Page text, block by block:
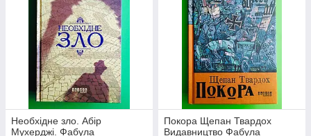
Необхідне зло. Абір
Мухерджі. Фабула
Покора Щепан Твардох
Видавництво Фабула